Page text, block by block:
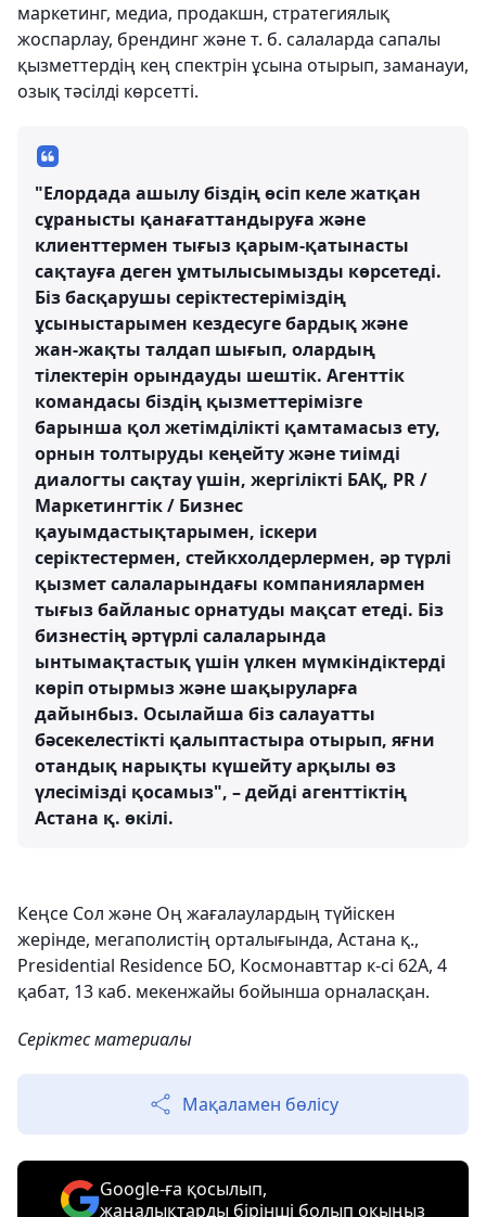
маркетинг, медиа, продакшн, стратегиялық
жоспарлау, брендинг және т. б. салаларда сапалы
қызметтердің кең спектрін ұсына отырып, заманауи,
озық тәсілді көрсетті.
"Елордада ашылу біздің өсіп келе жатқан
сұранысты қанағаттандыруға және
клиенттермен тығыз қарым-қатынасты
сақтауға деген ұмтылысымызды көрсетеді.
Біз басқарушы серіктестеріміздің
ұсыныстарымен кездесуге бардық және
жан-жақты талдап шығып, олардың
тілектерін орындауды шештік. Агенттік
командасы біздің қызметтерімізге
барынша қол жетімділікті қамтамасыз ету,
орнын толтыруды кеңейту және тиімді
диалогты сақтау үшін, жергілікті БАҚ, PR /
Маркетингтік / Бизнес
қауымдастықтарымен, іскери
серіктестермен, стейкхолдерлермен, әр түрлі
қызмет салаларындағы компаниялармен
тығыз байланыс орнатуды мақсат етеді. Біз
бизнестің әртүрлі салаларында
ынтымақтастық үшін үлкен мүмкіндіктерді
көріп отырмыз және шақыруларға
дайынбыз. Осылайша біз салауатты
бәсекелестікті қалыптастыра отырып, яғни
отандық нарықты күшейту арқылы өз
үлесімізді қосамыз", – дейді агенттіктің
Астана қ. өкілі.
Кеңсе Сол және Оң жағалаулардың түйіскен
жерінде, мегаполистің орталығында, Астана қ.,
Рresidential Residence БО, Космонавттар к-сі 62А, 4
қабат, 13 каб. мекенжайы бойынша орналасқан.
Серіктес материалы
Мақаламен бөлісу
Google-ға қосылып,
жаңалықтарды бірінші болып оқыңыз